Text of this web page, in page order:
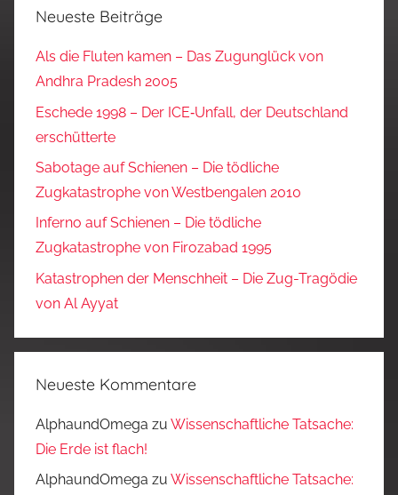
Neueste Beiträge
Als die Fluten kamen – Das Zugunglück von
Andhra Pradesh 2005
Eschede 1998 – Der ICE‑Unfall, der Deutschland
erschütterte
Sabotage auf Schienen – Die tödliche
Zugkatastrophe von Westbengalen 2010
Inferno auf Schienen – Die tödliche
Zugkatastrophe von Firozabad 1995
Katastrophen der Menschheit – Die Zug-Tragödie
von Al Ayyat
Neueste Kommentare
AlphaundOmega zu Wissenschaftliche Tatsache:
Die Erde ist flach!
AlphaundOmega zu Wissenschaftliche Tatsache: